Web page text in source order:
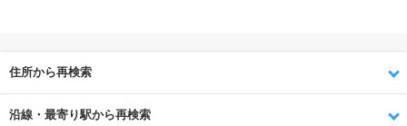
住所から再検索
沿線・最寄り駅から再検索